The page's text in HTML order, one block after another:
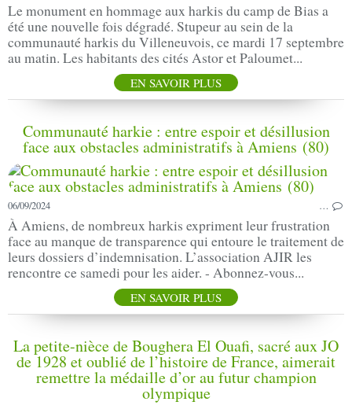
Le monument en hommage aux harkis du camp de Bias a
été une nouvelle fois dégradé. Stupeur au sein de la
communauté harkis du Villeneuvois, ce mardi 17 septembre
au matin. Les habitants des cités Astor et Paloumet...
EN SAVOIR PLUS
Communauté harkie : entre espoir et désillusion
face aux obstacles administratifs à Amiens (80)
06/09/2024 …
À Amiens, de nombreux harkis expriment leur frustration
face au manque de transparence qui entoure le traitement de
leurs dossiers d’indemnisation. L’association AJIR les
rencontre ce samedi pour les aider. - Abonnez-vous...
EN SAVOIR PLUS
La petite-nièce de Boughera El Ouafi, sacré aux JO
de 1928 et oublié de l’histoire de France, aimerait
remettre la médaille d’or au futur champion
olympique